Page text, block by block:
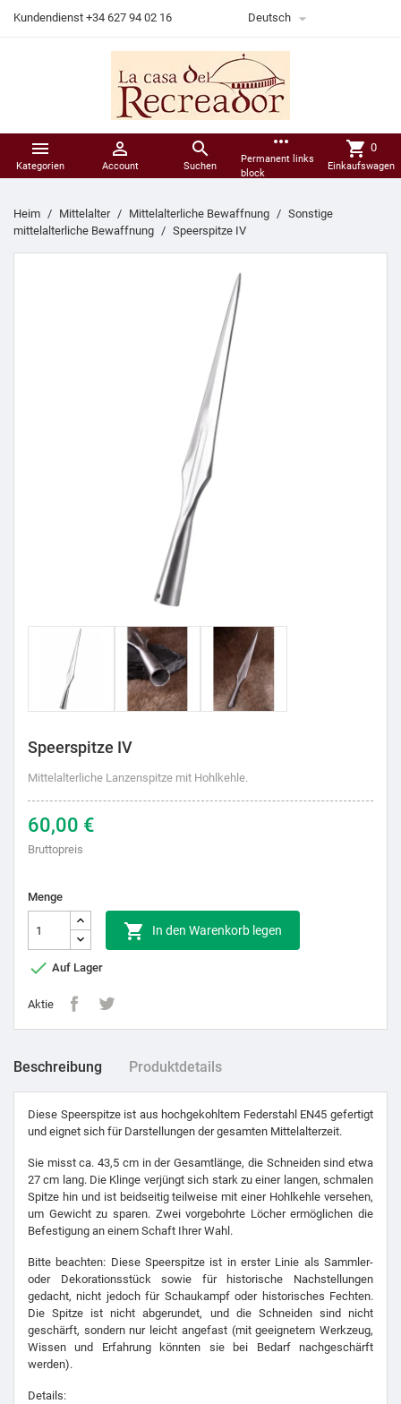
Kundendienst +34 627 94 02 16 Deutsch 

Kategorien

Account

Suchen
more_horiz
Permanent links
block
shopping_cart 0
Einkaufswagen
Heim Mittelalter Mittelalterliche Bewaffnung
Sonstige
mittelalterliche Bewaffnung
Speerspitze IV
Speerspitze IV
Mittelalterliche Lanzenspitze mit Hohlkehle.
60,00 €
Bruttopreis
Menge
 In den Warenkorb legen
 Auf Lager
Aktie
Beschreibung Produktdetails
Diese Speerspitze ist aus hochgekohltem Federstahl EN45 gefertigt
und eignet sich für Darstellungen der gesamten Mittelalterzeit.
Sie misst ca. 43,5 cm in der Gesamtlänge, die Schneiden sind etwa
27 cm lang. Die Klinge verjüngt sich stark zu einer langen, schmalen
Spitze hin und ist beidseitig teilweise mit einer Hohlkehle versehen,
um Gewicht zu sparen. Zwei vorgebohrte Löcher ermöglichen die
Befestigung an einem Schaft Ihrer Wahl.
Bitte beachten: Diese Speerspitze ist in erster Linie als Sammler-
oder Dekorationsstück sowie für historische Nachstellungen
gedacht, nicht jedoch für Schaukampf oder historisches Fechten.
Die Spitze ist nicht abgerundet, und die Schneiden sind nicht
geschärft, sondern nur leicht angefast (mit geeignetem Werkzeug,
Wissen und Erfahrung könnten sie bei Bedarf nachgeschärft
werden).
Details: